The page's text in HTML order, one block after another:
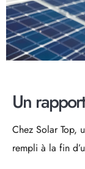
Un
Chez Solar Top,
rempli à la fin